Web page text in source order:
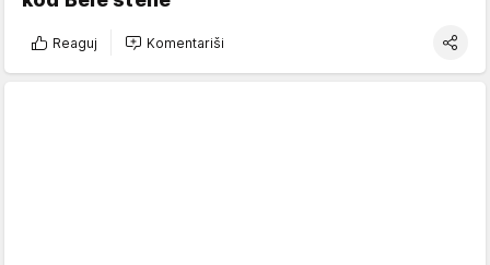
Reaguj Komentariši